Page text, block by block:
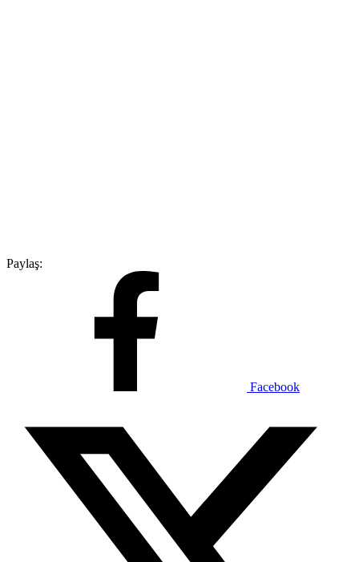
Paylaş:
Facebook